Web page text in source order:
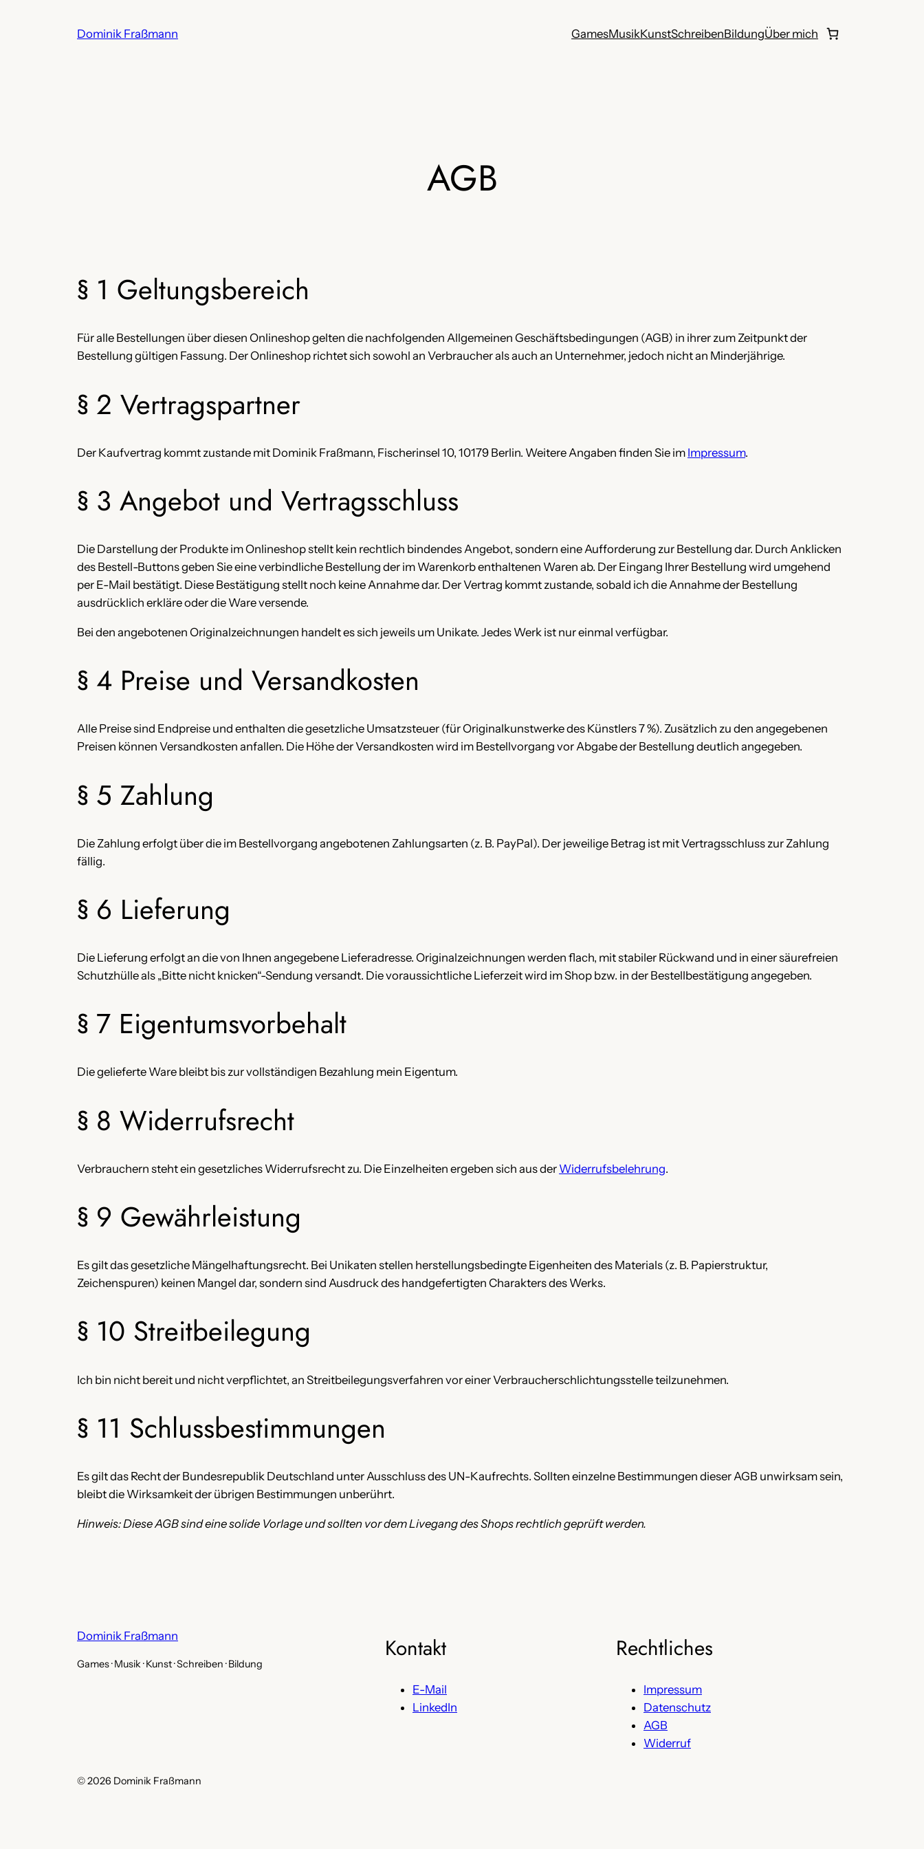
Dominik Fraßmann GamesMusikKunstSchreibenBildungÜber mich
AGB
§ 1 Geltungsbereich
Für alle Bestellungen über diesen Onlineshop gelten die nachfolgenden Allgemeinen Geschäftsbedingungen (AGB) in ihrer zum Zeitpunkt der
Bestellung gültigen Fassung. Der Onlineshop richtet sich sowohl an Verbraucher als auch an Unternehmer, jedoch nicht an Minderjährige.
§ 2 Vertragspartner
Der Kaufvertrag kommt zustande mit Dominik Fraßmann, Fischerinsel 10, 10179 Berlin. Weitere Angaben finden Sie im Impressum.
§ 3 Angebot und Vertragsschluss
Die Darstellung der Produkte im Onlineshop stellt kein rechtlich bindendes Angebot, sondern eine Aufforderung zur Bestellung dar. Durch Anklicken
des Bestell-Buttons geben Sie eine verbindliche Bestellung der im Warenkorb enthaltenen Waren ab. Der Eingang Ihrer Bestellung wird umgehend
per E-Mail bestätigt. Diese Bestätigung stellt noch keine Annahme dar. Der Vertrag kommt zustande, sobald ich die Annahme der Bestellung
ausdrücklich erkläre oder die Ware versende.
Bei den angebotenen Originalzeichnungen handelt es sich jeweils um Unikate. Jedes Werk ist nur einmal verfügbar.
§ 4 Preise und Versandkosten
Alle Preise sind Endpreise und enthalten die gesetzliche Umsatzsteuer (für Originalkunstwerke des Künstlers 7 %). Zusätzlich zu den angegebenen
Preisen können Versandkosten anfallen. Die Höhe der Versandkosten wird im Bestellvorgang vor Abgabe der Bestellung deutlich angegeben.
§ 5 Zahlung
Die Zahlung erfolgt über die im Bestellvorgang angebotenen Zahlungsarten (z. B. PayPal). Der jeweilige Betrag ist mit Vertragsschluss zur Zahlung
fällig.
§ 6 Lieferung
Die Lieferung erfolgt an die von Ihnen angegebene Lieferadresse. Originalzeichnungen werden flach, mit stabiler Rückwand und in einer säurefreien
Schutzhülle als „Bitte nicht knicken“-Sendung versandt. Die voraussichtliche Lieferzeit wird im Shop bzw. in der Bestellbestätigung angegeben.
§ 7 Eigentumsvorbehalt
Die gelieferte Ware bleibt bis zur vollständigen Bezahlung mein Eigentum.
§ 8 Widerrufsrecht
Verbrauchern steht ein gesetzliches Widerrufsrecht zu. Die Einzelheiten ergeben sich aus der Widerrufsbelehrung.
§ 9 Gewährleistung
Es gilt das gesetzliche Mängelhaftungsrecht. Bei Unikaten stellen herstellungsbedingte Eigenheiten des Materials (z. B. Papierstruktur,
Zeichenspuren) keinen Mangel dar, sondern sind Ausdruck des handgefertigten Charakters des Werks.
§ 10 Streitbeilegung
Ich bin nicht bereit und nicht verpflichtet, an Streitbeilegungsverfahren vor einer Verbraucherschlichtungsstelle teilzunehmen.
§ 11 Schlussbestimmungen
Es gilt das Recht der Bundesrepublik Deutschland unter Ausschluss des UN-Kaufrechts. Sollten einzelne Bestimmungen dieser AGB unwirksam sein,
bleibt die Wirksamkeit der übrigen Bestimmungen unberührt.
Hinweis: Diese AGB sind eine solide Vorlage und sollten vor dem Livegang des Shops rechtlich geprüft werden.
Dominik Fraßmann
Games · Musik · Kunst · Schreiben · Bildung
Kontakt
E-Mail
LinkedIn
Rechtliches
Impressum
Datenschutz
AGB
Widerruf
© 2026 Dominik Fraßmann